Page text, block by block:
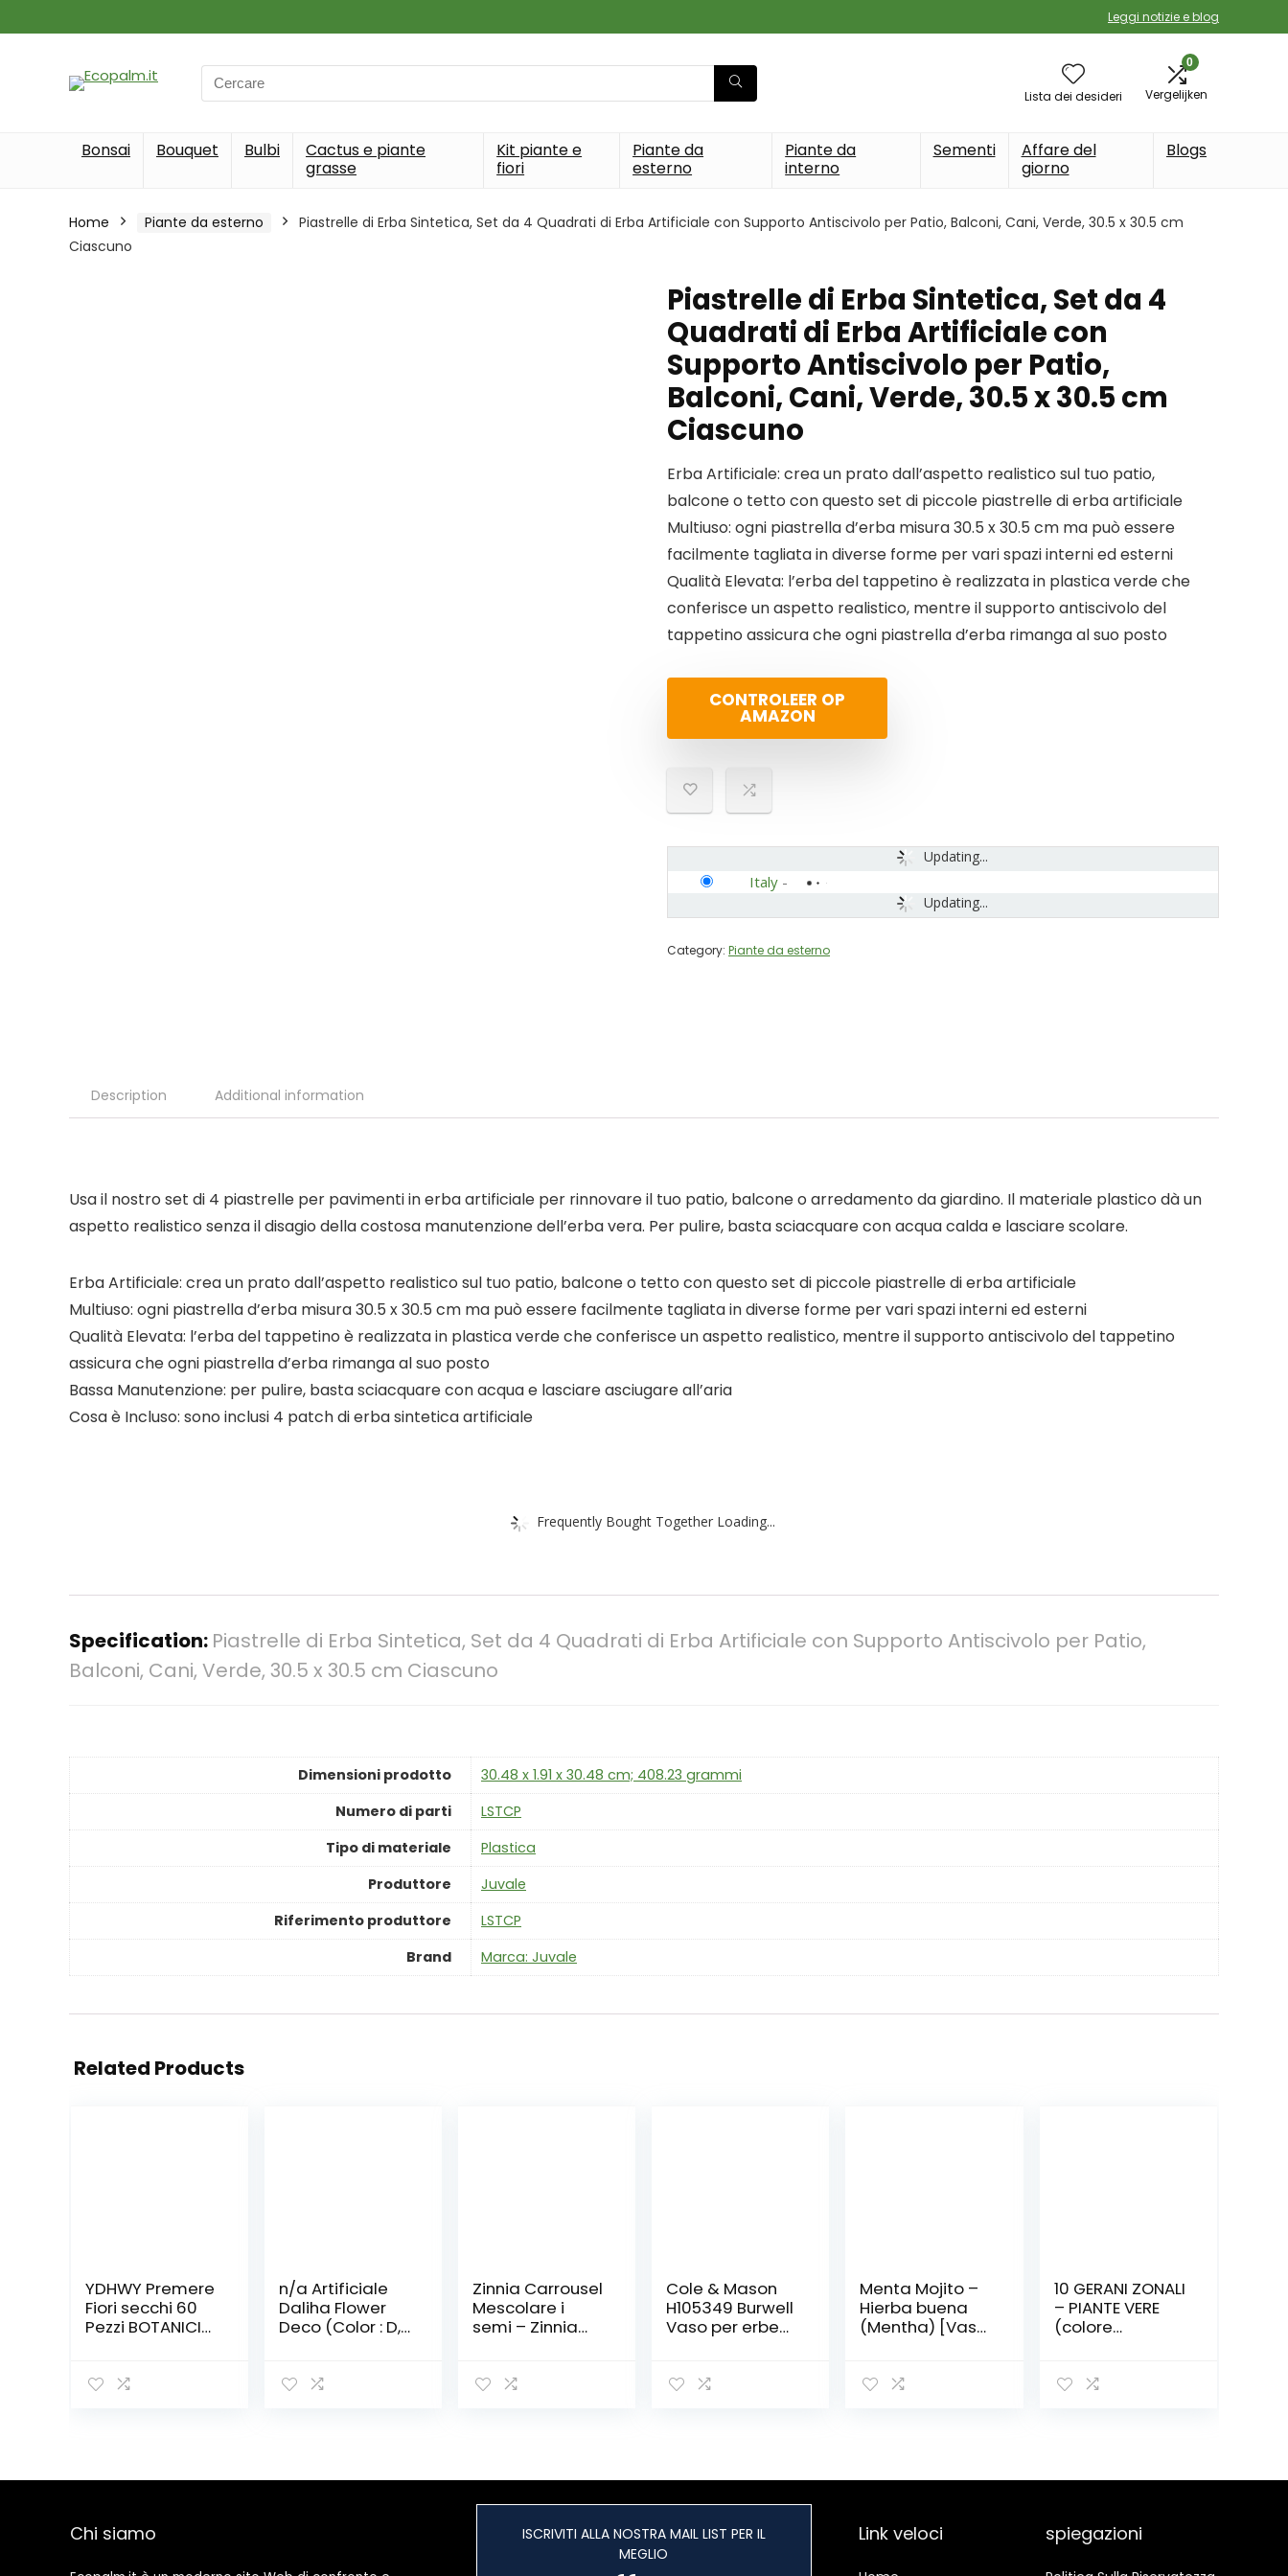
Leggi notizie e blog
Search
for:
Lista dei desideri
0
Vergelijken
Bonsai Bouquet Bulbi
Cactus e piante
grasse
Kit piante e
fiori
Piante da
esterno
Piante da
interno
Sementi
Affare del
giorno
Blogs
Home Piante da esterno
Piastrelle di Erba Sintetica, Set da 4 Quadrati di Erba Artificiale con Supporto Antiscivolo per Patio, Balconi, Cani, Verde, 30.5 x 30.5 cm
Ciascuno
Piastrelle di Erba Sintetica, Set da 4
Quadrati di Erba Artificiale con
Supporto Antiscivolo per Patio,
Balconi, Cani, Verde, 30.5 x 30.5 cm
Ciascuno
Erba Artificiale: crea un prato dall’aspetto realistico sul tuo patio,
balcone o tetto con questo set di piccole piastrelle di erba artificiale
Multiuso: ogni piastrella d’erba misura 30.5 x 30.5 cm ma può essere
facilmente tagliata in diverse forme per vari spazi interni ed esterni
Qualità Elevata: l’erba del tappetino è realizzata in plastica verde che
conferisce un aspetto realistico, mentre il supporto antiscivolo del
tappetino assicura che ogni piastrella d’erba rimanga al suo posto
CONTROLEER OP
AMAZON
Updating...
Updating...
Italy -
Category: Piante da esterno
Description Additional information
Usa il nostro set di 4 piastrelle per pavimenti in erba artificiale per rinnovare il tuo patio, balcone o arredamento da giardino. Il materiale plastico dà un
aspetto realistico senza il disagio della costosa manutenzione dell’erba vera. Per pulire, basta sciacquare con acqua calda e lasciare scolare.
Erba Artificiale: crea un prato dall’aspetto realistico sul tuo patio, balcone o tetto con questo set di piccole piastrelle di erba artificiale
Multiuso: ogni piastrella d’erba misura 30.5 x 30.5 cm ma può essere facilmente tagliata in diverse forme per vari spazi interni ed esterni
Qualità Elevata: l’erba del tappetino è realizzata in plastica verde che conferisce un aspetto realistico, mentre il supporto antiscivolo del tappetino
assicura che ogni piastrella d’erba rimanga al suo posto
Bassa Manutenzione: per pulire, basta sciacquare con acqua e lasciare asciugare all’aria
Cosa è Incluso: sono inclusi 4 patch di erba sintetica artificiale
Frequently Bought Together Loading...
Specification: Piastrelle di Erba Sintetica, Set da 4 Quadrati di Erba Artificiale con Supporto Antiscivolo per Patio,
Balconi, Cani, Verde, 30.5 x 30.5 cm Ciascuno
Dimensioni prodotto
‎30.48 x 1.91 x 30.48 cm; 408.23 grammi
Numero di parti
‎LSTCP
Tipo di materiale
‎Plastica
Produttore
‎Juvale
Riferimento produttore
‎LSTCP
Brand
Marca: Juvale
Related Products
YDHWY Premere
Fiori secchi 60
Pezzi BOTANICI
Casse Pelle
n/a Artificiale
Daliha Flower
Deco (Color : D,
Zinnia Carrousel
Mescolare i
semi – Zinnia
Cole & Mason
H105349 Burwell
Vaso per erbe
Autoirrigante e
Menta Mojito –
Hierba buena
(Mentha) [Vaso
10 GERANI ZONALI
– PIANTE VERE
(colore
DIMENSIONI
Chi siamo
ISCRIVITI ALLA NOSTRA MAIL LIST PER IL
MEGLIO
Link veloci spiegazioni